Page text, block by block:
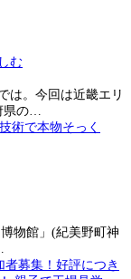
む
は。今回は近畿エリ
県の…
物館」(紀美野町神